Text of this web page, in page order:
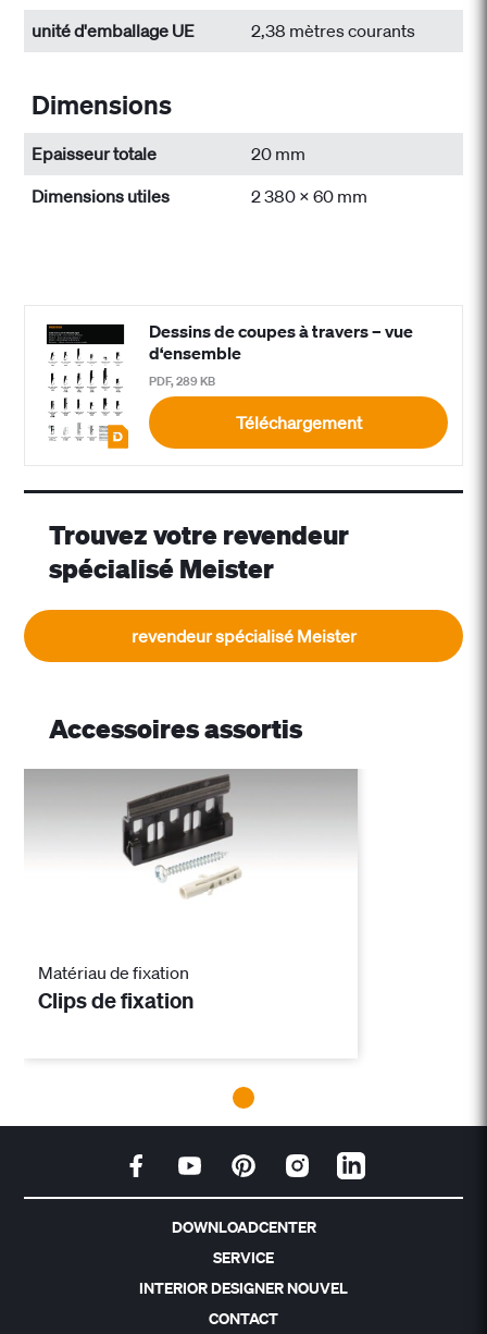
unité d'emballage UE
2,38 mètres courants
Dimensions
Epaisseur totale
20 mm
Dimensions utiles
2 380 x 60 mm
Dessins de coupes à travers – vue
d‘ensemble
PDF, 289 KB
Téléchargement
Trouvez votre revendeur
spécialisé Meister
revendeur spécialisé Meister
Accessoires assortis
Matériau de fixation
Clips de fixation
DOWNLOADCENTER
SERVICE
INTERIOR DESIGNER NOUVEL
CONTACT